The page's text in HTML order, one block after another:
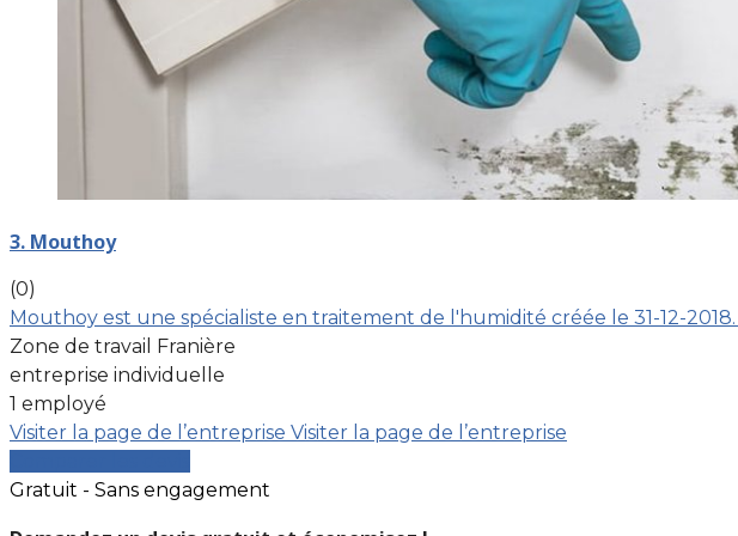
3. Mouthoy
(0)
Mouthoy est une spécialiste en traitement de l'humidité créée le 31-12-
Zone de travail Franière
entreprise individuelle
1 employé
Visiter la page de l’entreprise Visiter la page de l’entreprise
Gratuit - Sans engagement